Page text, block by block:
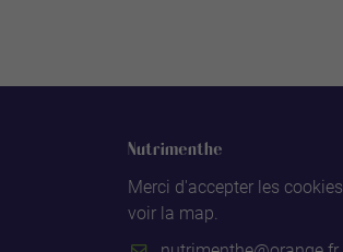
Nutrimenthe
Merci d'accepter les cookies
voir la map.